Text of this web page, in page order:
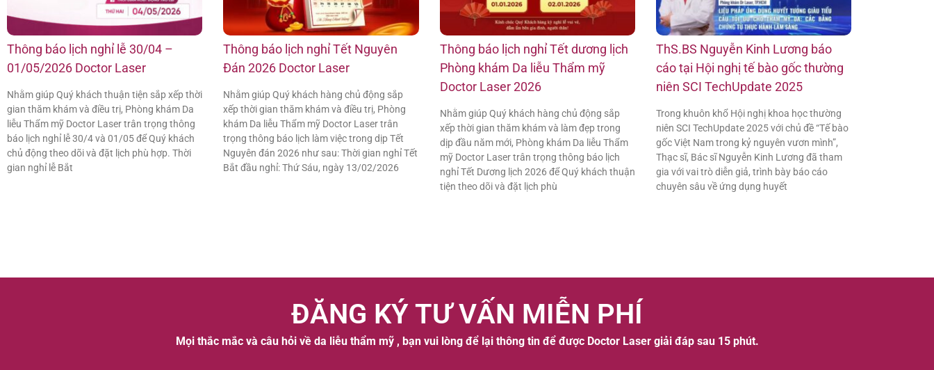
Thông báo lịch nghỉ lễ 30/04 –
01/05/2026 Doctor Laser
Nhằm giúp Quý khách thuận tiện sắp xếp thời
gian thăm khám và điều trị, Phòng khám Da
liễu Thẩm mỹ Doctor Laser trân trọng thông
báo lịch nghỉ lễ 30/4 và 01/05 để Quý khách
chủ động theo dõi và đặt lịch phù hợp. Thời
gian nghỉ lễ Bắt
Thông báo lịch nghỉ Tết Nguyên
Đán 2026 Doctor Laser
Nhằm giúp Quý khách hàng chủ động sắp
xếp thời gian thăm khám và điều trị, Phòng
khám Da liễu Thẩm mỹ Doctor Laser trân
trọng thông báo lịch làm việc trong dịp Tết
Nguyên đán 2026 như sau: Thời gian nghỉ Tết
Bắt đầu nghỉ: Thứ Sáu, ngày 13/02/2026
Thông báo lịch nghỉ Tết dương lịch
Phòng khám Da liễu Thẩm mỹ
Doctor Laser 2026
Nhằm giúp Quý khách hàng chủ động sắp
xếp thời gian thăm khám và làm đẹp trong
dịp đầu năm mới, Phòng khám Da liễu Thẩm
mỹ Doctor Laser trân trọng thông báo lịch
nghỉ Tết Dương lịch 2026 để Quý khách thuận
tiện theo dõi và đặt lịch phù
ThS.BS Nguyễn Kinh Lương báo
cáo tại Hội nghị tế bào gốc thường
niên SCI TechUpdate 2025
Trong khuôn khổ Hội nghị khoa học thường
niên SCI TechUpdate 2025 với chủ đề “Tế bào
gốc Việt Nam trong kỷ nguyên vươn mình”,
Thạc sĩ, Bác sĩ Nguyễn Kinh Lương đã tham
gia với vai trò diễn giả, trình bày báo cáo
chuyên sâu về ứng dụng huyết
ĐĂNG KÝ TƯ VẤN MIỄN PHÍ
Mọi thắc mắc và câu hỏi về da liễu thẩm mỹ , bạn vui lòng để lại thông tin để được Doctor Laser giải đáp sau 15 phút.